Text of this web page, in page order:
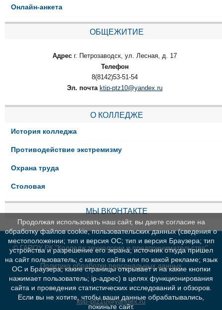
Онлайн-анкета
ОБЩЕЖИТИЕ
Адрес г. Петрозаводск, ул. Лесная, д. 17
Телефон
8(8142)53-51-54
Эл. почта ktip-ptz10@yandex.ru
О КОЛЛЕДЖЕ
История колледжа
Противодействие экстремизму
Охрана труда
Столовая
МЫ ВКОНТАКТЕ
© ГАПОУ РК "Колледж технологии и предпринимательства"
Политика обработки персональных данных
ktip-ptz10@yandex.ru
Продолжая использовать наш сайт, вы даете согласие на
обработку файлов cookie, пользовательских данных (сведения о
местоположении; тип и версия ОС; тип и версия Браузера; тип
устройства и разрешение его экрана; источник откуда пришел
на сайт пользователь; с какого сайта или по какой рекламе; язык
ОС и Браузера; какие страницы открывает и на какие кнопки
нажимает пользователь; ip-адрес) в целях функционирования
сайта и проведения статистических исследований и обзоров.
Если вы не хотите, чтобы ваши данные обрабатывались,
покиньте сайт.